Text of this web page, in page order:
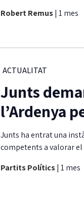
Robert Remus| 1 mes
ACTUALITAT
Junts
l’Ardenya
Junts ha entrat una
competents a valorar el
Partits Polítics| 1 mes